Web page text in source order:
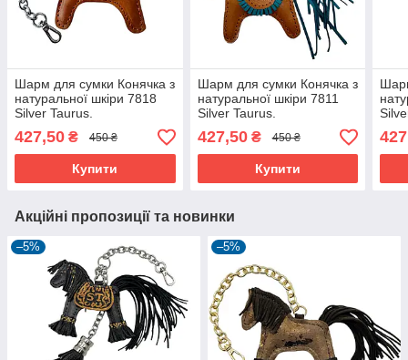
Шарм для сумки Конячка з
натуральної шкіри 7818
Silver Taurus.
427,50 ₴ 450 ₴
Купити
Шарм для сумки Конячка з
натуральної шкіри 7811
Silver Taurus.
427,50₴ 450 ₴
Купити
Акційні пропозиції та новинки
–5% –5%